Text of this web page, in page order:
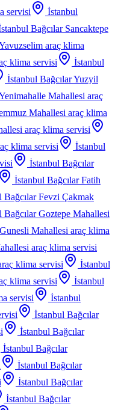
servisi
İstanbul
Bağcılar Sancaktepe
araç klima
klima servisi
İstanbul
İstanbul Bağcılar Yuzyil
Mahallesi araç
Mahallesi araç klima
araç klima servisi
klima servisi
İstanbul
İstanbul Bağcılar
İstanbul Bağcılar Fatih
Bağcılar Fevzi Çakmak
Bağcılar Goztepe Mahallesi
Mahallesi araç klima
araç klima servisi
klima servisi
İstanbul
klima servisi
İstanbul
servisi
İstanbul
İstanbul Bağcılar
İstanbul Bağcılar
İstanbul Bağcılar
İstanbul Bağcılar
İstanbul Bağcılar
İstanbul Bağcılar